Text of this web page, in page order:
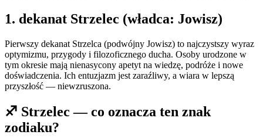
1. dekanat Strzelec (władca: Jowisz)
Pierwszy dekanat Strzelca (podwójny Jowisz) to najczystszy wyraz
optymizmu, przygody i filozoficznego ducha. Osoby urodzone w
tym okresie mają nienasycony apetyt na wiedzę, podróże i nowe
doświadczenia. Ich entuzjazm jest zaraźliwy, a wiara w lepszą
przyszłość — niewzruszona.
♐ Strzelec — co oznacza ten znak
zodiaku?